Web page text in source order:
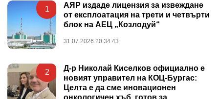
1
АЯР издаде лицензия за извеждане
от експлоатация на трети и четвърти
блок на АЕЦ „Козлодуй“
31.07.2026 20:34:43
2
Д-р Николай Киселков официално е
новият управител на КОЦ-Бургас:
Целта е да сме иновационен
онкологичен хъб, готов за